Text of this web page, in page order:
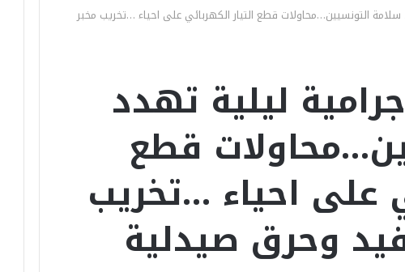
التونسيين…محاولات قطع التيار الكهربائي على احياء …تخريب مخبر
ليلية تهدد
قطع
على احياء …تخريب
وحرق صيدلية